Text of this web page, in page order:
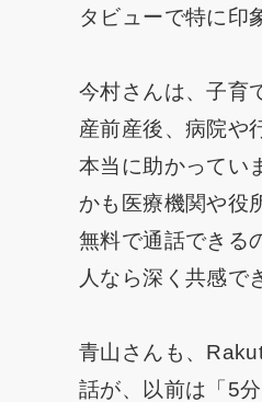
タビューで特に印
今村さんは、子育
産前産後、病院や
本当に助かってい
かも医療機関や役
無料で通話できる
人なら深く共感で
青山さんも、
話が、以前は「5